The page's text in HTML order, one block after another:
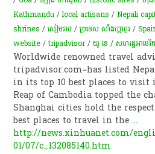
Kathmandu /local artisans /Nepali
shrines /សៀមរាប /ប្រទេស សាំងហ្គាពួរ /
website /tripadvisor/យូ​ ខេ /សហរដ្ឋអាមេរិក
Worldwide renowned travel
tripadvisor.com–has listed
in its top 10 best places to
Reap of Cambodia topped the
Shanghai cities hold the
best places to travel in the...
http://news.xinhuanet.com/
01/07/c_132085140.htm